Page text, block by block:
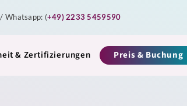
Whatsapp: (+49) 2233 5459590
& Zertifizierungen Preis & Buchung